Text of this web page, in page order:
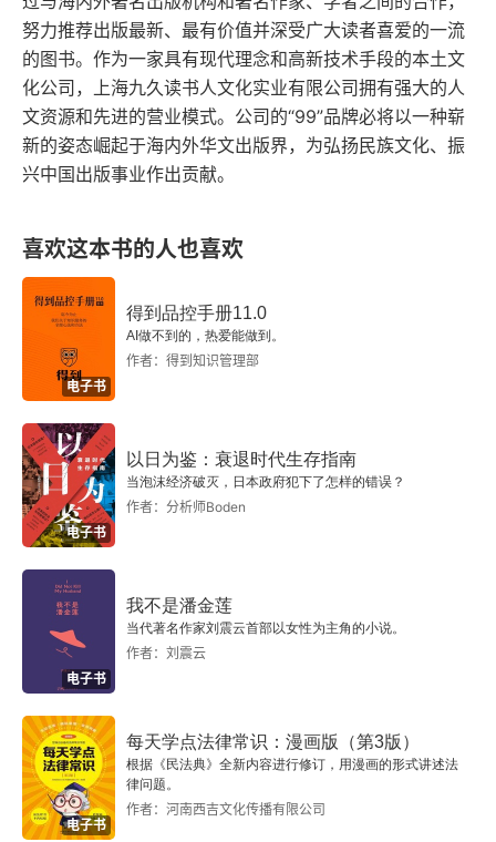
努力推荐出版最新、最有价值并深受广大读者喜爱的一流
的图书。作为一家具有现代理念和高新技术手段的本土文
化公司，上海九久读书人文化实业有限公司拥有强大的人
文资源和先进的营业模式。公司的“99”品牌必将以一种崭
新的姿态崛起于海内外华文出版界，为弘扬民族文化、振
兴中国出版事业作出贡献。
喜欢这本书的人也喜欢
电子书
得到品控手册11.0
AI做不到的，热爱能做到。
作者：得到知识管理部
电子书
以日为鉴：衰退时代生存指南
当泡沫经济破灭，日本政府犯下了怎样的错误？
作者：分析师Boden
电子书
我不是潘金莲
当代著名作家刘震云首部以女性为主角的小说。
作者：刘震云
电子书
每天学点法律常识：漫画版（第3版）
根据《民法典》全新内容进行修订，用漫画的形式讲述法
律问题。
作者：河南西吉文化传播有限公司